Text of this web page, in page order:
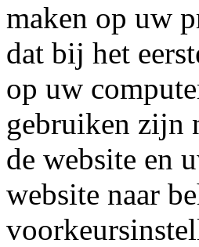
maken op uw
dat bij het
op uw
gebruiken zijn
de website en
website naar